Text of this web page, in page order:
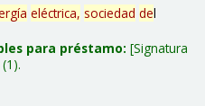
eléctrica, sociedad del
para préstamo: Signatura
(1).